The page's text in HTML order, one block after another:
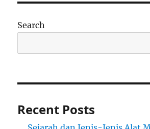
Search
Recent Posts